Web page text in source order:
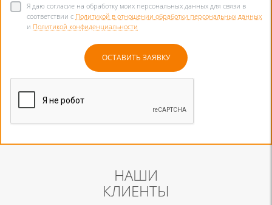
Я даю согласие на обработку моих персональных данных для связи в
соответствии с Политикой в отношении обработки персональных данных
и Политикой конфиденциальности
НАШИ
КЛИЕНТЫ